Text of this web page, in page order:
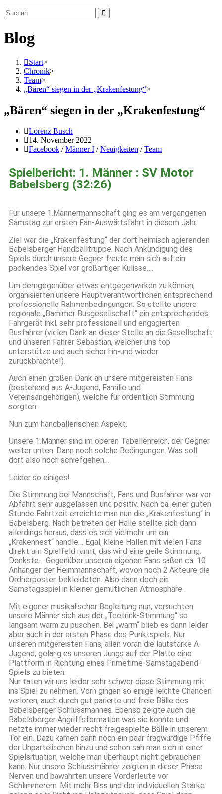
Blog
Start>
Chronik>
Team>
„Bären“ siegen in der „Krakenfestung“>
„Bären“ siegen in der „Krakenfestung“
Lorenz Busch
14. November 2022
Facebook / Männer I / Neuigkeiten / Team
Spielbericht: 1. Männer : SV Motor
Babelsberg (32:26)
Für unsere 1.Männermannschaft ging es am vergangenen
Samstag zur ersten Fan-Auswärtsfahrt in diesem Jahr.
Ziel war die „Krakenfestung“ der dort heimisch agierenden
Babelsberger Handballtruppe. Nach Ankündigung des
Spiels durch unsere Gegner freute man sich auf ein
packendes Spiel vor großartiger Kulisse….
Um demgegenüber etwas entgegenwirken zu können,
organisierten unsere Hauptverantwortlichen entsprechend
professionelle Rahmenbedingungen. So stellte unsere
regionale „Barnimer Busgesellschaft“ ein entsprechendes
Fahrgerät inkl. sehr professionell und engagierten
Busfahrer (vielen Dank an dieser Stelle an die Gesellschaft
und unseren Fahrer Sebastian, welcher uns top
unterstütze und auch sicher hin-und wieder
zurückbrachte!).
Auch einen großen Dank an unsere mitgereisten Fans
(bestehend aus A-Jugend, Familie und
Vereinsangehörigen), welche für ordentlich Stimmung
sorgten.
Nun zum handballerischen Aspekt.
Unsere 1.Männer sind im oberen Tabellenreich, der Gegner
weiter unten. Dann noch solche Bedingungen. Was soll
dort also noch schiefgehen…
Leider so einiges!
Die Stimmung bei Mannschaft, Fans und Busfahrer war vor
Abfahrt sehr ausgelassen und positiv. Nach ca. einer guten
Stunde Fahrtzeit erreichte man nun die „Krakenfestung“ in
Babelsberg. Nach betreten der Halle stellte sich dann
allerdings heraus, dass es sich vielmehr um ein
„Krakennest“ handle… Egal, kleine Hallen mit vielen Fans
direkt am Spielfeld rannt, das wird eine geile Stimmung.
Denkste… Gegenüber unseren eigenen Fans saßen ca. 10
Anhänger der Heimmannschaft, wovon noch 2 Akteure die
Ordnerposten bekleideten. Also dann doch ein
Samstagsspiel in kleiner gemütlichen Atmosphäre.
Mit eigener musikalischer Begleitung nun, versuchten
unsere Männer sich aus der „Teetrink-Stimmung“ so
langsam warm zu puschen. Bei „warm“ blieb es dann leider
aber auch in der ersten Phase des Punktspiels. Nur
unseren mitgereisten Fans, allen voran die lautstarke A-
Jugend, gelang es unseren Jungs auf der Platte eine
Plattform in Richtung eines Primetime-Samstagabend-
Spiels zu bieten.
Nur taten wir uns leider sehr schwer diese Stimmung mit
ins Spiel zu nehmen. Vorn gingen so einige leichte Chancen
verloren, auch durch gut parierte und freie Bälle des
Babelsberger Schlussmannes. Ebenso zeigte auch die
Babelsberger Angriffsformation was sie konnte und
netzte immer wieder recht freigespielte Bälle in unserem
Tor ein. Dazu kamen dann noch ein paar fragwürdige Pfiffe
der Unparteiischen hinzu und schon sah man sich in einer
Spielsituation, welche man überhaupt nicht gebrauchen
kann. Nur unsere Schlussmänner zeigten in dieser Phase
Nerven und bawahrten unsere Vorderleute vor
Schlimmerem. Mit mehr Biss und der individuellen Stärke